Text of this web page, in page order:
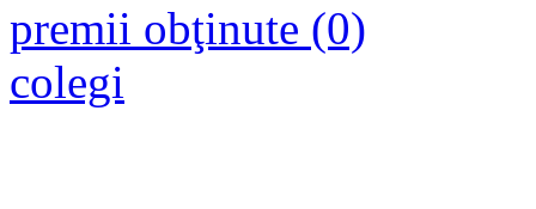
premii obţinute (0)
colegi